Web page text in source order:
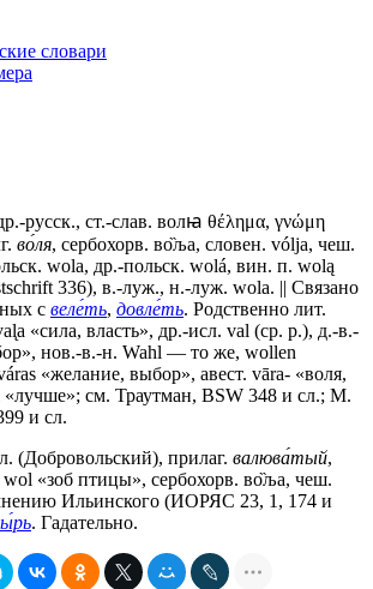
словари
русск., ст.-слав. волꙗ θέλημα, γνώμη
во́ля, сербохорв. во̏ља, словен. vólja, чеш.
wola, др.-польск. wolá, вин. п. wolą
336), в.-луж., н.-луж. wola. || Связано
с веле́ть, довле́ть. Родственно лит.
«сила, власть», др.-исл. val (ср. р.), д.-в.-
нов.-в.-н. Wahl — то же, wollen
«желание, выбор», авест. vāra- «воля,
«лучше»; см. Траутман, BSW 348 и сл.; М.
и сл.
(Добровольский), прилаг. валюва́тый,
«зоб птицы», сербохорв. во̏ља, чеш.
Ильинского (ИОРЯС 23, 1, 174 и
. Гадательно.